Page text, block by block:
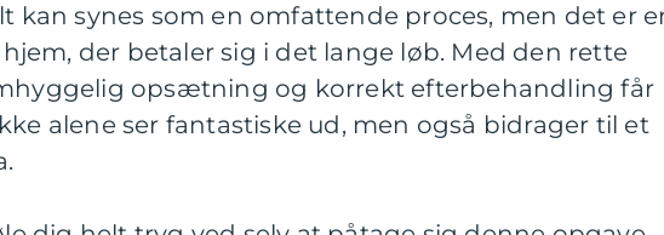
kan synes som en omfattende proces, men det er
der betaler sig i det lange løb. Med den rette
opsætning og korrekt efterbehandling får
alene ser fantastiske ud, men også bidrager til et